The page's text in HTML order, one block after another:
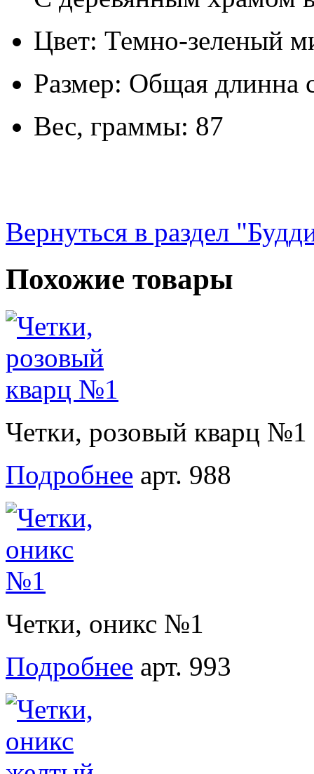
Цвет: Темно-зеленый
Размер: Общая длинна
Вес, граммы: 87
Вернуться в раздел
Похожие товары
Четки, розовый кварц №1
Подробнее арт. 988
Четки, оникс №1
Подробнее арт. 993